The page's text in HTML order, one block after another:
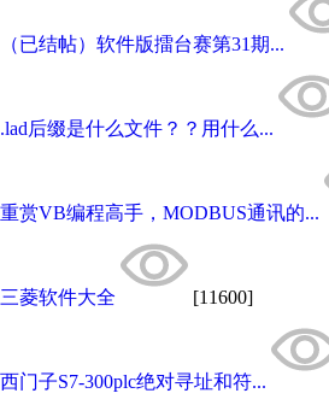
（已结帖）软件版擂台赛第31期...
.lad后缀是什么文件？？用什么...
重赏VB编程高手，MODBUS通讯的...
三菱软件大全 [11600]
西门子S7-300plc绝对寻址和符...